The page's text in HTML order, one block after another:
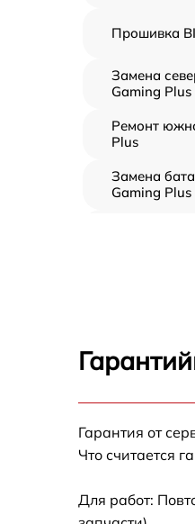
Прошивка
Замена
Gaming Plus
Ремонт
Plus
Замена
Gaming Plus
Гарантия от
Что считается
Для работ: